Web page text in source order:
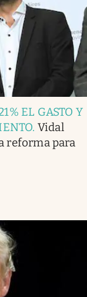
EL GASTO Y
. Vidal
reforma para